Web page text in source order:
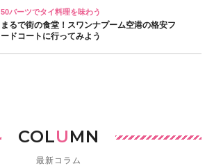
50バーツでタイ料理を味わう
まるで街の食堂！スワンナプーム空港の格安フ
ードコートに行ってみよう
COLUMN
最新コラム